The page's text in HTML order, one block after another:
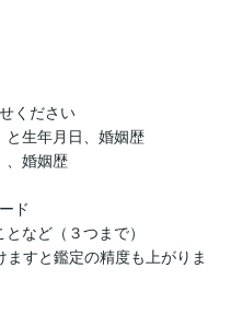
ください
と生年月日、婚姻歴
、婚姻歴
ド
など（３つまで）
すと鑑定の精度も上がりま